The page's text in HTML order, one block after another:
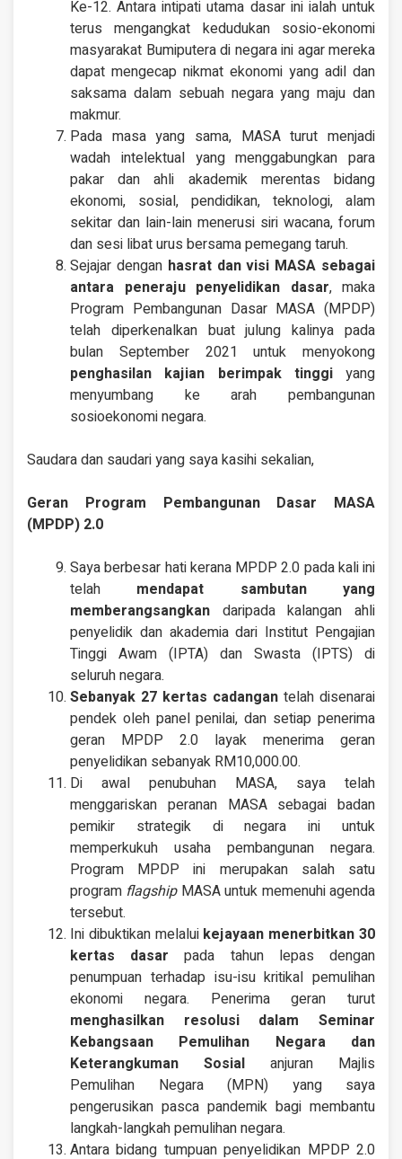
Ke-12. Antara intipati utama dasar ini ialah untuk
terus mengangkat kedudukan sosio-ekonomi
masyarakat Bumiputera di negara ini agar mereka
dapat mengecap nikmat ekonomi yang adil dan
saksama dalam sebuah negara yang maju dan
makmur.
Pada masa yang sama, MASA turut menjadi
wadah intelektual yang menggabungkan para
pakar dan ahli akademik merentas bidang
ekonomi, sosial, pendidikan, teknologi, alam
sekitar dan lain-lain menerusi siri wacana, forum
dan sesi libat urus bersama pemegang taruh.
Sejajar dengan hasrat dan visi MASA sebagai
antara peneraju penyelidikan dasar, maka
Program Pembangunan Dasar MASA (MPDP)
telah diperkenalkan buat julung kalinya pada
bulan September 2021 untuk menyokong
penghasilan kajian berimpak tinggi yang
menyumbang ke arah pembangunan
sosioekonomi negara.
Saudara dan saudari yang saya kasihi sekalian,
Geran Program Pembangunan Dasar MASA
(MPDP) 2.0
Saya berbesar hati kerana MPDP 2.0 pada kali ini
telah mendapat sambutan yang
memberangsangkan daripada kalangan ahli
penyelidik dan akademia dari Institut Pengajian
Tinggi Awam (IPTA) dan Swasta (IPTS) di
seluruh negara.
Sebanyak 27 kertas cadangan telah disenarai
pendek oleh panel penilai, dan setiap penerima
geran MPDP 2.0 layak menerima geran
penyelidikan sebanyak RM10,000.00.
Di awal penubuhan MASA, saya telah
menggariskan peranan MASA sebagai badan
pemikir strategik di negara ini untuk
memperkukuh usaha pembangunan negara.
Program MPDP ini merupakan salah satu
program flagship MASA untuk memenuhi agenda
tersebut.
Ini dibuktikan melalui kejayaan menerbitkan 30
kertas dasar pada tahun lepas dengan
penumpuan terhadap isu-isu kritikal pemulihan
ekonomi negara. Penerima geran turut
menghasilkan resolusi dalam Seminar
Kebangsaan Pemulihan Negara dan
Keterangkuman Sosial anjuran Majlis
Pemulihan Negara (MPN) yang saya
pengerusikan pasca pandemik bagi membantu
langkah-langkah pemulihan negara.
Antara bidang tumpuan penyelidikan MPDP 2.0